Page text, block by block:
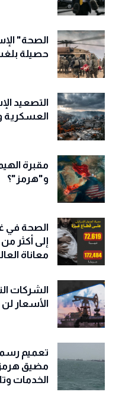
حصيلة بلغت 8621 منذ 28
التصعيد
العسكرية
مقبرة
و"هرمز"؟
الصحة في
معاناة
الشركات
الأسعار
تعميم
مضيق
الخدمات